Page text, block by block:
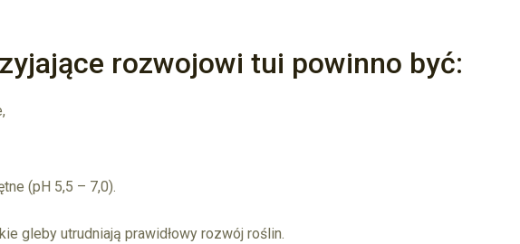
rozwojowi tui powinno być:
(pH 5,5 – 7,0).
gleby utrudniają prawidłowy rozwój roślin.